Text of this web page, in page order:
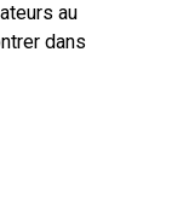
au
dans